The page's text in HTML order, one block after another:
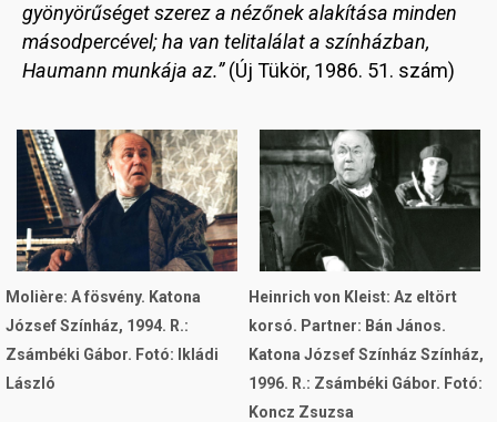
gyönyörűséget szerez a nézőnek alakítása minden
másodpercével; ha van telitalálat a színházban,
Haumann munkája az.”(Új Tükör, 1986. 51. szám)
Image
Molière: A fösvény. Katona
József Színház, 1994. R.:
Zsámbéki Gábor. Fotó: Ikládi
László
Image
Heinrich von Kleist: Az eltört
korsó. Partner: Bán János.
Katona József Színház Színház,
1996. R.: Zsámbéki Gábor. Fotó:
Koncz Zsuzsa